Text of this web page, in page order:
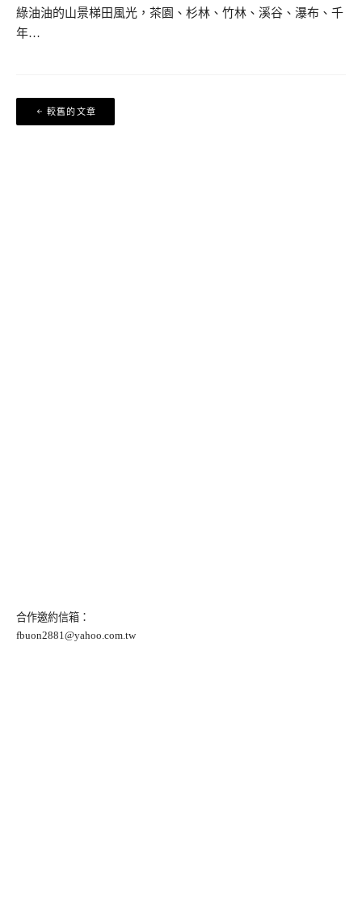
綠油油的山景梯田風光，茶園、杉林、竹林、溪谷、瀑布、千
年…
文
章
較舊的文章
合作邀約信箱：
fbuon2881@yahoo.com.tw